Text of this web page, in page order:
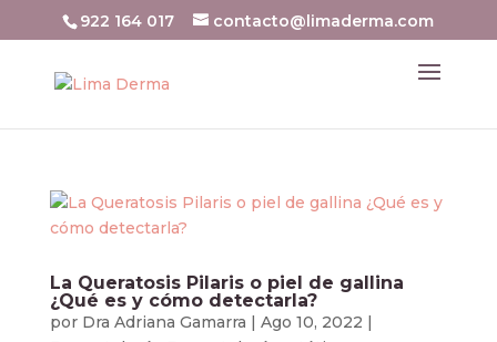
922 164 017 contacto@limaderma.com
La Queratosis Pilaris o piel de gallina
¿Qué es y cómo detectarla?
por Dra Adriana Gamarra | Ago 10, 2022 |